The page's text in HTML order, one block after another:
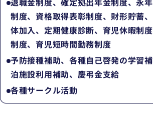
制度、資格取得表彰制度、財形貯蓄
体加入、定期健康診断、育児休暇制
制度、育児短時間勤務制度
予防接種補助、各種自己啓発の学習
泊施設利用補助、慶弔金支給
各種サークル活動